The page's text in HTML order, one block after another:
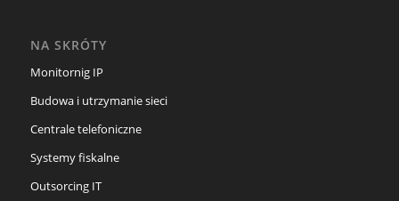
NA SKRÓTY
Monitornig IP
Budowa i utrzymanie sieci
Centrale telefoniczne
Systemy fiskalne
Outsorcing IT